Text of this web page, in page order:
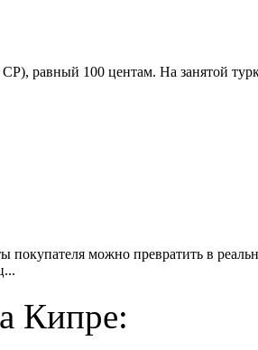
равный 100 центам. На занятой
можно превратить в
Кипре: